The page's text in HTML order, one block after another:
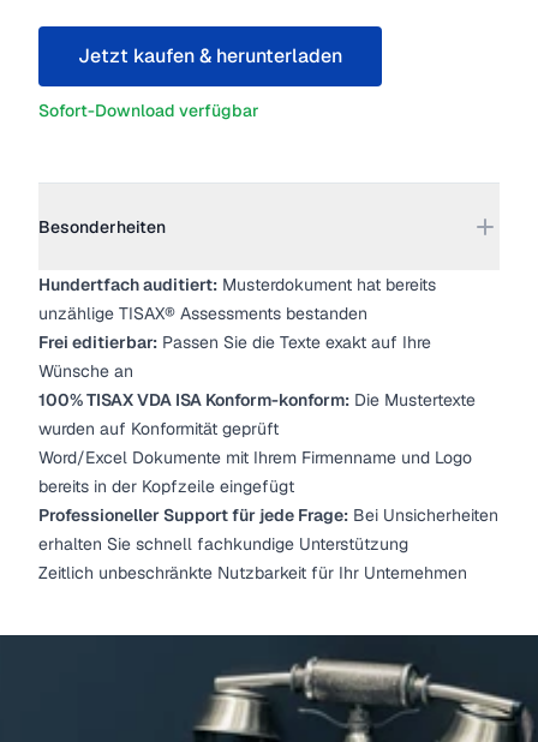
Jetzt kaufen & herunterladen
Sofort-Download verfügbar
Besonderheiten
Hundertfach auditiert: Musterdokument hat bereits
unzählige TISAX® Assessments bestanden
Frei editierbar: Passen Sie die Texte exakt auf Ihre
Wünsche an
100% TISAX VDA ISA Konform-konform: Die Mustertexte
wurden auf Konformität geprüft
Word/Excel Dokumente mit Ihrem Firmenname und Logo
bereits in der Kopfzeile eingefügt
Professioneller Support für jede Frage: Bei Unsicherheiten
erhalten Sie schnell fachkundige Unterstützung
Zeitlich unbeschränkte Nutzbarkeit für Ihr Unternehmen